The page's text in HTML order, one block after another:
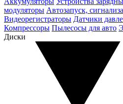
модуляторы Автозапуск,
Видеорегистраторы Датчики
Компрессоры Пылесосы для авто
Диски